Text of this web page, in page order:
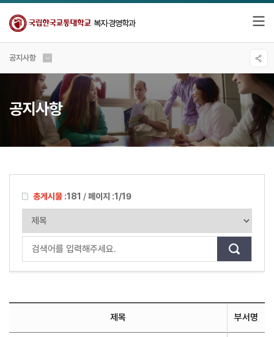
복지·경영학과
공지사항
공지사항
총게시물 :181 /페이지 :1/19
제목 부서명